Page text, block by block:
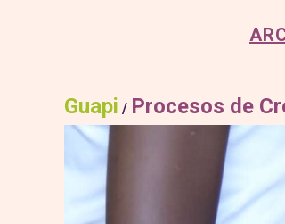
Guapi / Procesos de